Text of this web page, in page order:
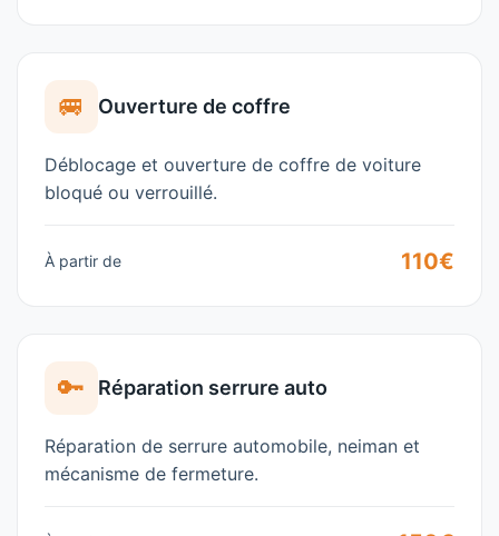
🚐 Ouverture de coffre
Déblocage et ouverture de coffre de voiture
bloqué ou verrouillé.
À partir de 110€
🔑 Réparation serrure auto
Réparation de serrure automobile, neiman et
mécanisme de fermeture.